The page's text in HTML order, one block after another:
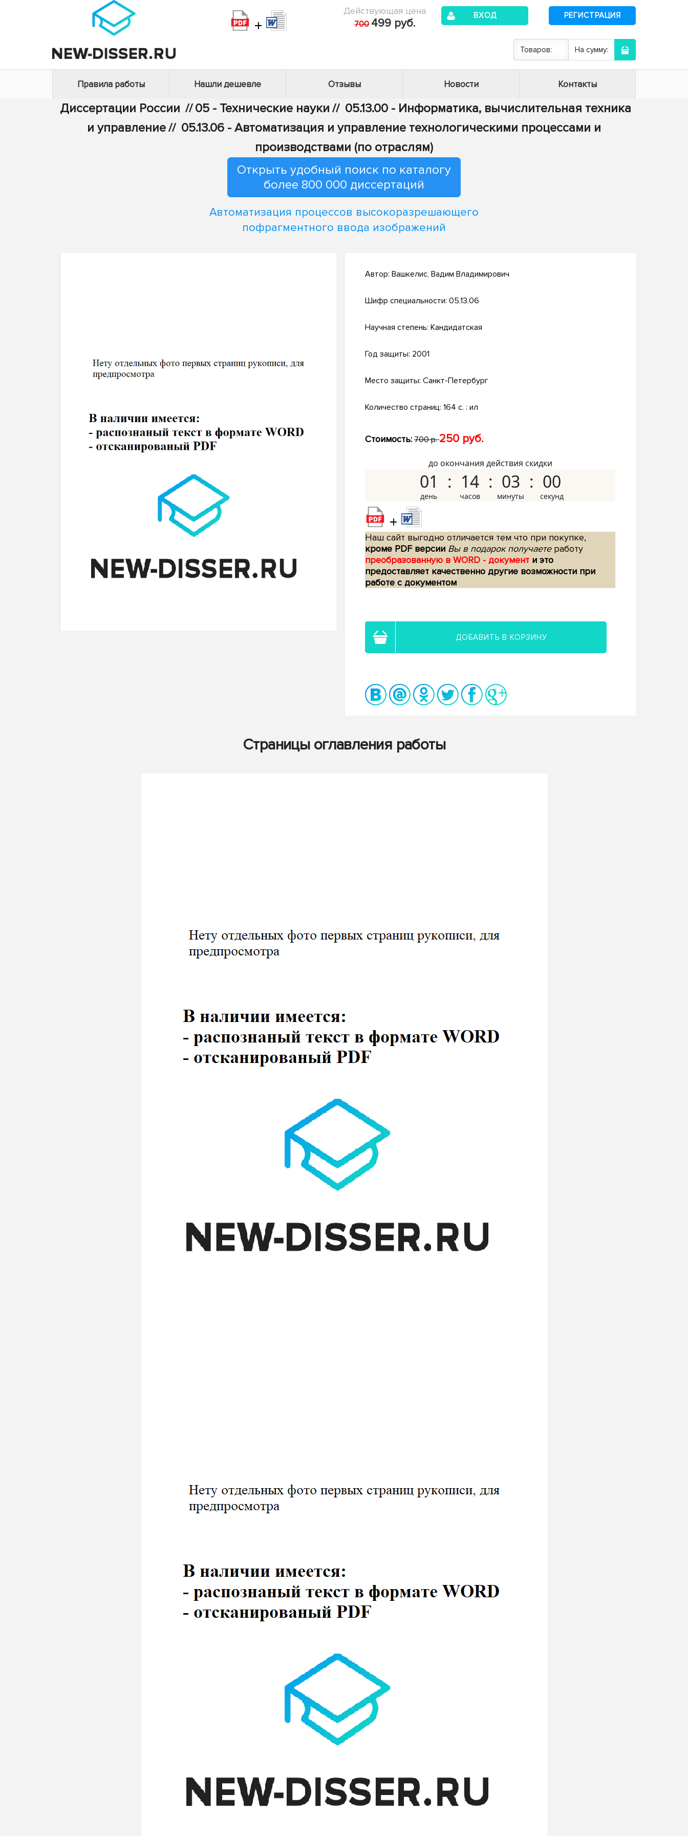
+
Действующая цена
700 499 руб.
ВХОД РЕГИСТРАЦИЯ
Товаров: На сумму:
Правила работы Нашли дешевле Отзывы Новости Контакты
Диссертации России // 05 - Технические науки // 05.13.00 - Информатика, вычислительная техника
и управление// 05.13.06 - Автоматизация и управление технологическими процессами и
производствами (по отраслям)
Открыть удобный поиск по каталогу
более 800 000 диссертаций
Автоматизация процессов высокоразрешающего
пофрагментного ввода изображений
Автор: Вашкелис, Вадим Владимирович
Шифр специальности: 05.13.06
Научная степень: Кандидатская
Год защиты: 2001
Место защиты: Санкт-Петербург
Количество страниц: 164 с. : ил
Стоимость: 700 р.250 руб.
до окончания действия скидки
01 14 02 59
+
Наш сайт выгодно отличается тем что при покупке,
кроме PDF версии Вы в подарок получаетеработу
преобразованную в WORD - документ и это
предоставляет качественно другие возможности при
работе с документом
ДОБАВИТЬ В КОРЗИНУ
Страницы оглавления работы